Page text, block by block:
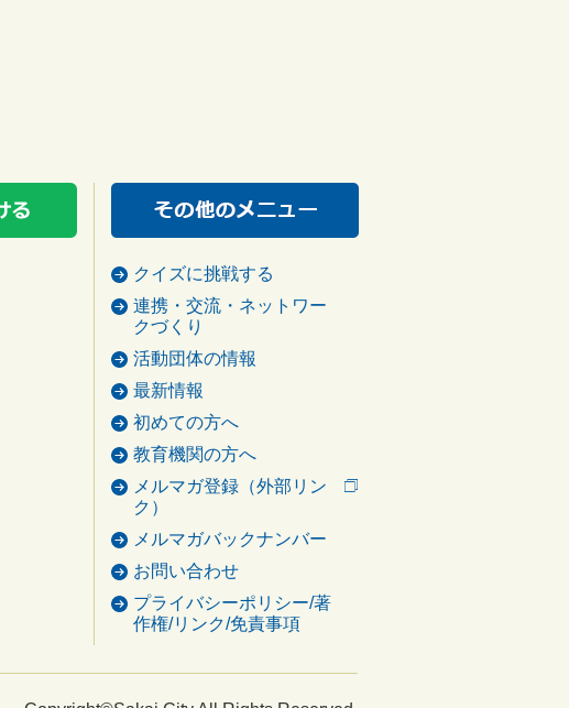
クイズに挑戦する
連携・交流・ネットワー
クづくり
活動団体の情報
最新情報
初めての方へ
教育機関の方へ
メルマガ登録（外部リン
ク）
メルマガバックナンバー
お問い合わせ
プライバシーポリシー/著
作権/リンク/免責事項